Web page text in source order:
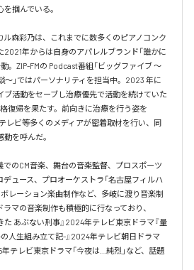
掴んでいる。
ル森彩乃は、これまでに数多くのピアノコンク
年からは自身のアパレルブランド「誰かに
。ZIP-FMの Podcast番組「ビッグファイブ 〜
〜」ではパーソナリティを担当中。2023 年に
ブ活動をセーブし治療優先で活動を続けていた
復帰を果たす。前向きに治療を行う姿を
レビ等多くのメディアが密着取材を行い、同
を呼んだ。
のCM音楽、舞台の音楽監督、プロスポーツ
ュース、プロオーケストラ「名古屋フィルハ
レーション楽曲制作など、多岐に渡り音楽制
マの音楽制作も積極的に行なっており、
た あぶない刑事』2024年テレビ東京ドラマ『量
人生組み立て記-』2024年テレビ朝日ドラマ
テレビ東京ドラマ「今夜は…純烈」など、話題